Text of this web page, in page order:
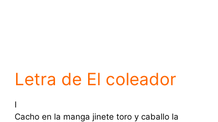
Letra de El coleador
I
Cacho en la manga jinete toro y caballo la